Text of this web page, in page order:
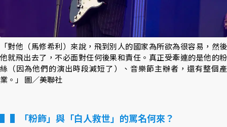
「對他（馬修希利）來說，飛到別人的國家為所欲為很容易，然後
他就飛出去了，不必面對任何後果和責任。真正受牽連的是他的粉
絲（因為他們的演出時段減短了）、音樂節主辦者，還有整個產
業。」 圖／美聯社
▌「粉飾」與「白人救世」的罵名何來？